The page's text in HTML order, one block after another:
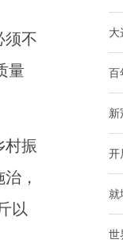
须不
量
村振
，
以
生
五
大
百
新
开
就
世